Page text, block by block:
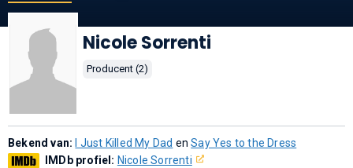
Nicole Sorrenti
Producent (2)
Bekend van: I Just Killed My Dad enSay Yes to the Dress
IMDb profiel: Nicole Sorrenti